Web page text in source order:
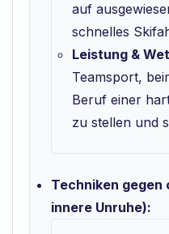
auf
schnelles
Leistung &
Teamsport,
Beruf einer
zu stellen und
Techniken gegen
innere Unruhe):